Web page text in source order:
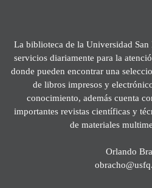
La biblioteca de la Universidad San
servicios diariamente para la
donde pueden encontrar una
de libros impresos y
conocimiento, además cuenta
importantes revistas científicas y
de materiales
Orlando